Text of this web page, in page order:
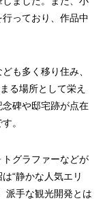
っており、作品中
も多く移り住み、
る場所として栄え
碑や邸宅跡が点在
。
グラファーなどが
“静かな人気エリ
派手な観光開発とは